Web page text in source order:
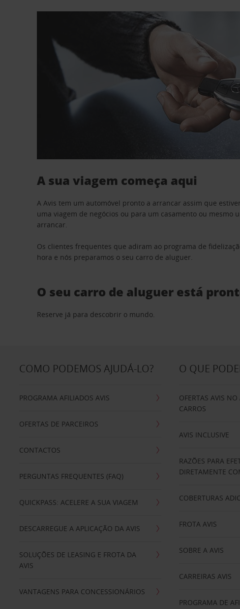
A sua viagem começa aqui
A Avis tem um automóvel pronto a arrancar assim que
uma viagem de negócios ou para um casamento ou
arrancar.
Os clientes frequentes que adiram ao programa de
hora e nós preparamos o seu carro de aluguer.
O seu carro de aluguer está
Reserve já para descobrir o mundo.
COMO PODEMOS AJUDÁ-LO?
PROGRAMA AFILIADOS AVIS
OFERTAS DE PARCEIROS
CONTACTOS
PERGUNTAS FREQUENTES (FAQ)
QUICKPASS: ACELERE A SUA VIAGEM
DESCARREGUE A APLICAÇÃO DA AVIS
SOLUÇÕES DE LEASING E FROTA DA
AVIS
VANTAGENS PARA CONCESSIONÁRIOS
O QUE
OFERTAS AVIS NO
CARROS
AVIS INCLUSIVE
RAZÕES PARA
DIRETAMENTE
COBERTURAS
FROTA AVIS
SOBRE A AVIS
CARREIRAS AVIS
PROGRAMA DE